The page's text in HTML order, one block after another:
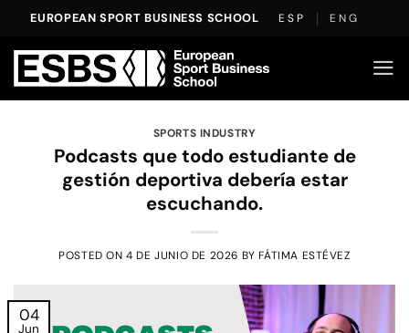
Saltar
contenido
EUROPEAN SPORT BUSINESS SCHOOL ESP ENG
SPORTS INDUSTRY
Podcasts que todo estudiante de
gestión deportiva debería estar
escuchando.
POSTED ON4 DE JUNIO DE 2026 BYFÁTIMA ESTÉVEZ
04
Jun